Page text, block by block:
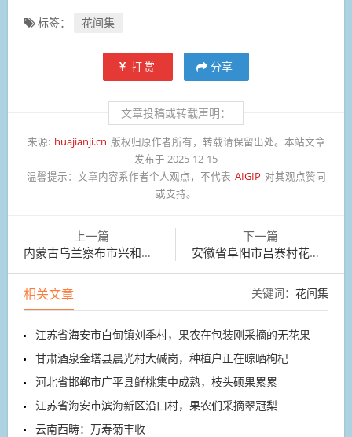
标签： 花间集
打赏 分享
文章投稿或转载声明：
来源: huajianji.cn 版权归原作者所有，转载请保留出处。本站文章
发布于 2025-12-15
温馨提示： 文章内容系作者个人观点，不代表 AIGIP 对其观点赞同
或支持。
上一篇
内蒙古乌兰察布市兴和县涝利海景区，双子座流星雨
下一篇
安徽省阜阳市吕寨村花卉种植基地，花农们正忙包装
相关文章 关键词： 花间集
江苏省海安市白甸镇刘季村，果农在包装刚采摘的无花果
甘肃酒泉金塔县晨光村大碱岗，种植户正在晾晒枸杞
河北省邯郸市广平县鲜桃集中成熟，枝头硕果累累
江苏省海安市滨海新区沿口村，果农们采摘翠冠梨
云南西畴：万寿菊丰收